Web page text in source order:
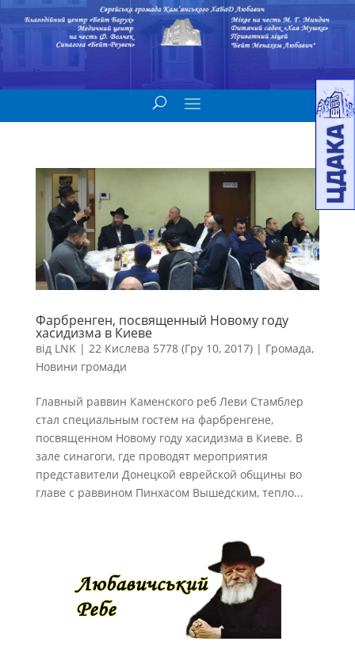
Фарбренген, посвященный Новому году
хасидизма в Киеве
від LNK| 22 Кислева 5778 (Гру 10, 2017)| Громада,
Новини громади
Главный раввин Каменского реб Леви Стамблер
стал специальным гостем на фарбренгене,
посвященном Новому году хасидизма в Киеве. В
зале синагоги, где проводят мероприятия
представители Донецкой еврейской общины во
главе с раввином Пинхасом Вышедским, тепло...